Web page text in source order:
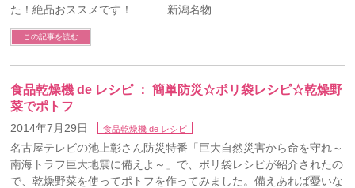
た！絶品おススメです！ 新潟名物 …
この記事を読む
食品乾燥機 de レシピ ： 簡単防災☆ポリ袋レシピ☆乾燥野
菜でポトフ
2014年7月29日 食品乾燥機 de レシピ
名古屋テレビの池上彰さん防災特番「巨大自然災害から命を守れ～
南海トラフ巨大地震に備えよ～」で、ポリ袋レシピが紹介されたの
で、乾燥野菜を使ってポトフを作ってみました。備えあれば憂いな